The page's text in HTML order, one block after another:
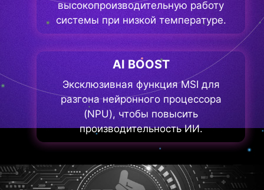
высокопроизводительную работу
системы при низкой температуре.
AI BOOST
Эксклюзивная функция MSI для
разгона нейронного процессора
(NPU), чтобы повысить
производительность ИИ.